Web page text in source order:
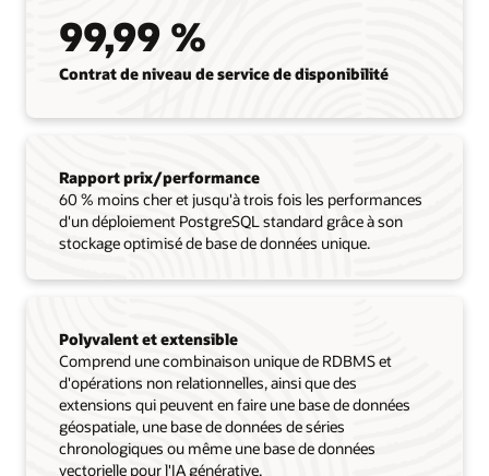
99,99 %
Contrat de niveau de service de disponibilité
Rapport prix/performance
60 % moins cher et jusqu'à trois fois les performances
d'un déploiement PostgreSQL standard grâce à son
stockage optimisé de base de données unique.
Polyvalent et extensible
Comprend une combinaison unique de RDBMS et
d'opérations non relationnelles, ainsi que des
extensions qui peuvent en faire une base de données
géospatiale, une base de données de séries
chronologiques ou même une base de données
vectorielle pour l'IA générative.